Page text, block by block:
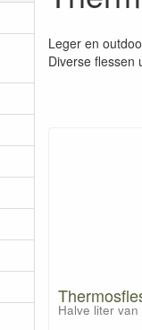
Leger en
Diverse flessen
Halve liter